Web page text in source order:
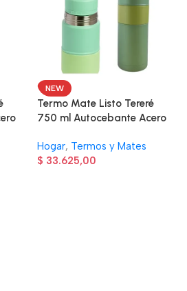
NEW
Termo Mate Listo Tereré
750 ml Autocebante Acero
Hogar, Termos y Mates
$ 33.625,00